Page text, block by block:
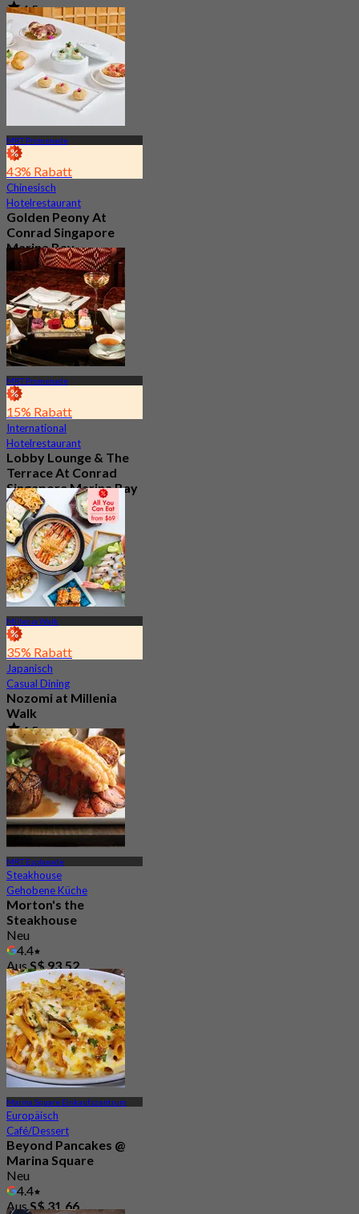
4.5
3.2K Gebucht
AusS$ 54.35
MRT Promenade
43% Rabatt
Chinesisch
Hotelrestaurant
Golden Peony At
Conrad Singapore
Marina Bay
4.6
189 Gebucht
AusS$ 68
MRT Promenade
15% Rabatt
International
Hotelrestaurant
Lobby Lounge & The
Terrace At Conrad
Singapore Marina Bay
Neu
4.7
AusS$ 56.05
Millenia Walk
35% Rabatt
Japanisch
Casual Dining
Nozomi at Millenia
Walk
4.5
3.1K Gebucht
AusS$ 37.5
MRT Esplanade
Steakhouse
Gehobene Küche
Morton's the
Steakhouse
Neu
4.4
Aus S$ 93.52
Marina Square Einkaufszentrum
Europäisch
Café/Dessert
Beyond Pancakes @
Marina Square
Neu
4.4
Aus S$ 31.66